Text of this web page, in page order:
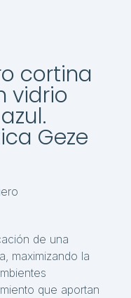
cortina
vidrio
Geze
de una
maximizando la
que aportan